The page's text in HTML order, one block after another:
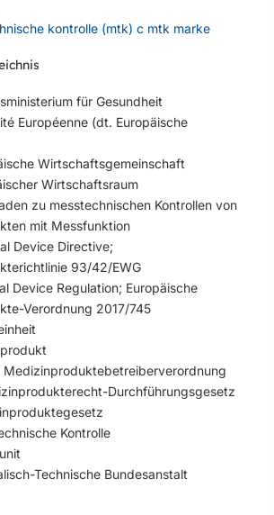
für Gesundheit
Européenne (dt. Europäische
Wirtschaftsgemeinschaft
Wirtschaftsraum
zu messtechnischen Kontrollen von
mit Messfunktion
Device Directive;
93/42/EWG
Device Regulation; Europäische
Verordnung 2017/745
Medizinproduktebetreiberverordnung
Durchführungsgesetz
Kontrolle
Technische Bundesanstalt